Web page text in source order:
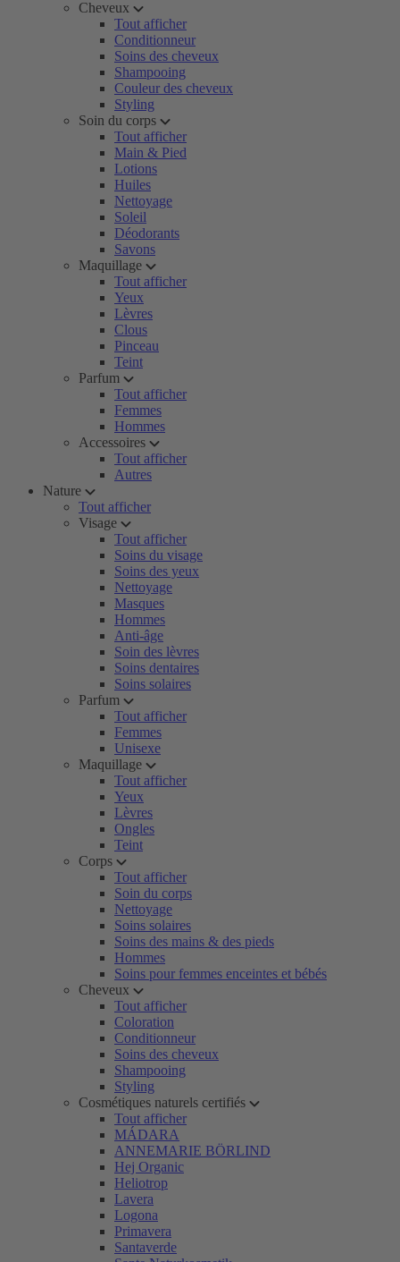
Cheveux
Tout afficher
Conditionneur
Soins des cheveux
Shampooing
Couleur des cheveux
Styling
Soin du corps
Tout afficher
Main & Pied
Lotions
Huiles
Nettoyage
Soleil
Déodorants
Savons
Maquillage
Tout afficher
Yeux
Lèvres
Clous
Pinceau
Teint
Parfum
Tout afficher
Femmes
Hommes
Accessoires
Tout afficher
Autres
Nature
Tout afficher
Visage
Tout afficher
Soins du visage
Soins des yeux
Nettoyage
Masques
Hommes
Anti-âge
Soin des lèvres
Soins dentaires
Soins solaires
Parfum
Tout afficher
Femmes
Unisexe
Maquillage
Tout afficher
Yeux
Lèvres
Ongles
Teint
Corps
Tout afficher
Soin du corps
Nettoyage
Soins solaires
Soins des mains & des pieds
Hommes
Soins pour femmes enceintes et bébés
Cheveux
Tout afficher
Coloration
Conditionneur
Soins des cheveux
Shampooing
Styling
Cosmétiques naturels certifiés
Tout afficher
MÁDARA
ANNEMARIE BÖRLIND
Hej Organic
Heliotrop
Lavera
Logona
Primavera
Santaverde